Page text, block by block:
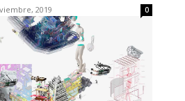
2019 0